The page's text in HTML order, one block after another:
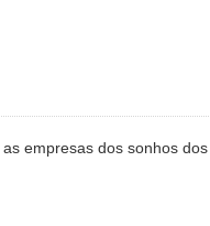
empresas dos sonhos